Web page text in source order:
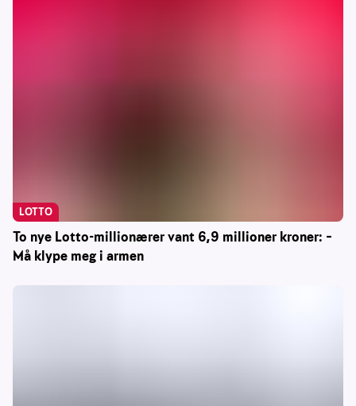
To nye Lotto-millionærer vant 6,9 millioner kroner: –
Må klype meg i armen
LOTTO